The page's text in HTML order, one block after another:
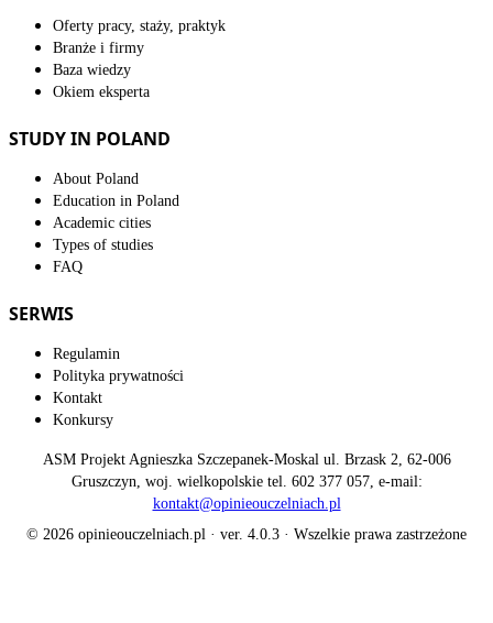
Oferty pracy, staży, praktyk
Branże i firmy
Baza wiedzy
Okiem eksperta
STUDY IN POLAND
About Poland
Education in Poland
Academic cities
Types of studies
FAQ
SERWIS
Regulamin
Polityka prywatności
Kontakt
Konkursy
ASM Projekt Agnieszka Szczepanek-Moskal ul. Brzask 2, 62-006
Gruszczyn, woj. wielkopolskie tel. 602 377 057, e-mail:
kontakt@opinieouczelniach.pl
© 2026 opinieouczelniach.pl · ver. 4.0.3 · Wszelkie prawa zastrzeżone